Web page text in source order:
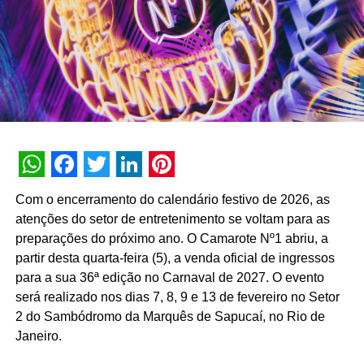
A campanha também contará com uma ação de conteúdo
nas redes da Oi, que tem como objetivo esclarecer aos
consumidores sobre os diferentes tipos de serviço de
internet disponíveis no mercado e reforçar os atributos da
fibra de verdade da operadora. No youtube, creators de
JMS responderão grandes dúvidas sobre internet, fibra e
conexão. Entre as perguntas, questões como “Sua fibra é
de verdade?”, “A conexão wi-fi compromete a
velocidade?” “Qual a diferença de um cabo de cobre ou
de fibra?”. Além disso, a youtuber funBABE, que acaba
de ser mãe, vai dar dicas de como a internet pode ser
uma aliada da maternidade hoje em dia. No Instagram, o
cantor Áureo Deni, que tem 1 milhão de seguidores,
compôs uma música para Bora Bora. Ele faz parte do
“Mete um reels”, projeto que conecta marcas com
WhatsApp
Facebook
Twitter
LinkedIn
Pinterest
Com o encerramento do calendário festivo de 2026, as
atenções do setor de entretenimento se voltam para as
preparações do próximo ano. O Camarote Nº1 abriu, a
partir desta quarta-feira (5), a venda oficial de ingressos
para a sua 36ª edição no Carnaval de 2027. O evento
será realizado nos dias 7, 8, 9 e 13 de fevereiro no Setor
2 do Sambódromo da Marquês de Sapucaí, no Rio de
Janeiro.